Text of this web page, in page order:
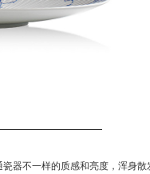
器不一样的质感和亮度，浑身散